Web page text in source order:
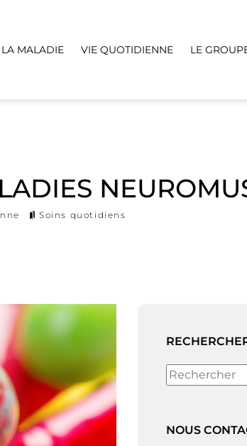
LA MALADIE VIE QUOTIDIENNE LE
Soins quotidiens
Rechercher
NOUS